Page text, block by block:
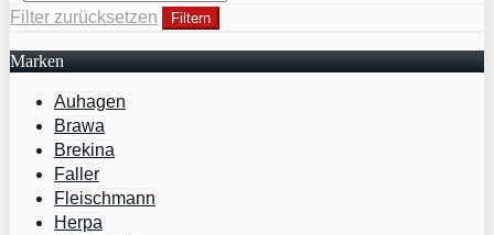
Filter zurücksetzen
Filtern
Marken
Auhagen
Brawa
Brekina
Faller
Fleischmann
Herpa